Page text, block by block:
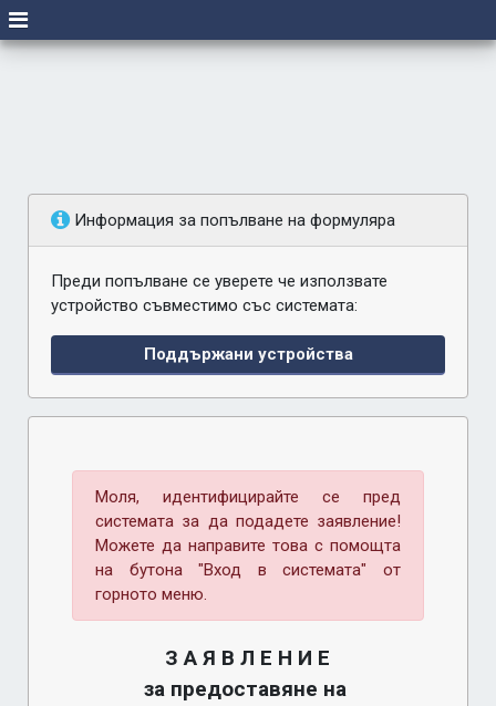
Информация за попълване на формуляра
Преди попълване се уверете че използвате
устройство съвместимо със системата:
Поддържани устройства
Моля, идентифицирайте се пред
системата за да подадете заявление!
Можете да направите това с помощта
на бутона "Вход в системата" от
горното меню.
З А Я В Л Е Н И Е
за предоставяне на